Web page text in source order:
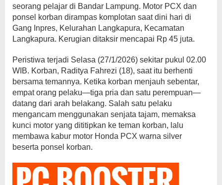
seorang pelajar di Bandar Lampung. Motor PCX dan
ponsel korban dirampas komplotan saat dini hari di
Gang Inpres, Kelurahan Langkapura, Kecamatan
Langkapura. Kerugian ditaksir mencapai Rp 45 juta.
Peristiwa terjadi Selasa (27/1/2026) sekitar pukul 02.00
WIB. Korban, Raditya Fahrezi (18), saat itu berhenti
bersama temannya. Ketika korban menjauh sebentar,
empat orang pelaku—tiga pria dan satu perempuan—
datang dari arah belakang. Salah satu pelaku
mengancam menggunakan senjata tajam, memaksa
kunci motor yang dititipkan ke teman korban, lalu
membawa kabur motor Honda PCX warna silver
beserta ponsel korban.